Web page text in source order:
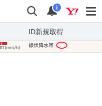
検索 通知
i
ID新規取得